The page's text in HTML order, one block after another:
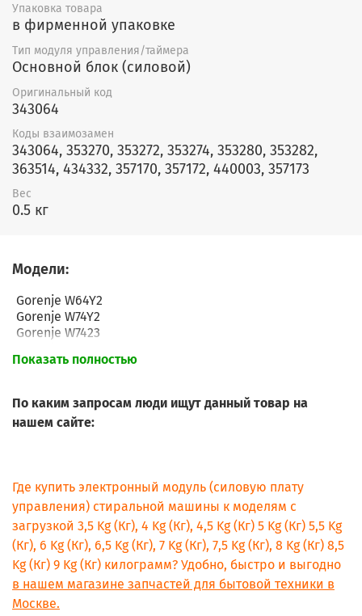
Упаковка товара
в фирменной упаковке
Тип модуля управления/таймера
Основной блок (силовой)
Оригинальный код
343064
Коды взаимозамен
343064, 353270, 353272, 353274, 353280, 353282,
363514, 434332, 357170, 357172, 440003, 357173
Вес
0.5 кг
Модели:
Gorenje W64Y2
Gorenje W74Y2
Gorenje W7423
Gorenje W6423
Gorenje W7443L
Gorenje W7443L
Gorenje W6443L
Gorenje W6423L
Gorenje W7443
Gorenje WA7900
Gorenje W64Y3/S
Gorenje W6403/S
Gorenje W6423/S
Gorenje W6413/S
Gorenje W6413/S
Показать полностью
По каким запросам люди ищут данный товар на
нашем сайте:
Где купить электронный модуль (силовую плату
управления) стиральной машины к моделям с
загрузкой 3,5 Kg (Кг), 4 Kg (Кг), 4,5 Kg (Кг) 5 Kg (Кг) 5,5 Kg
(Кг), 6 Kg (Кг), 6,5 Kg (Кг), 7 Kg (Кг), 7,5 Kg (Кг), 8 Kg (Кг) 8,5
Kg (Кг) 9 Kg (Кг) килограмм? Удобно, быстро и выгодно
в нашем магазине запчастей для бытовой техники в
Москве.